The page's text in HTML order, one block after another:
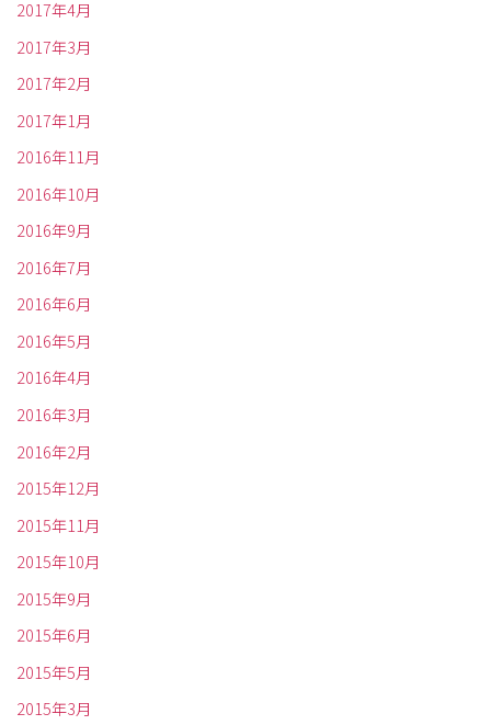
2017年4月
2017年3月
2017年2月
2017年1月
2016年11月
2016年10月
2016年9月
2016年7月
2016年6月
2016年5月
2016年4月
2016年3月
2016年2月
2015年12月
2015年11月
2015年10月
2015年9月
2015年6月
2015年5月
2015年3月